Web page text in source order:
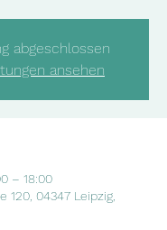
abgeschlossen
ansehen
– 18:00
120, 04347 Leipzig,